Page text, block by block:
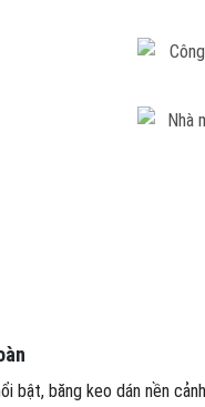
bật, băng keo dán nền